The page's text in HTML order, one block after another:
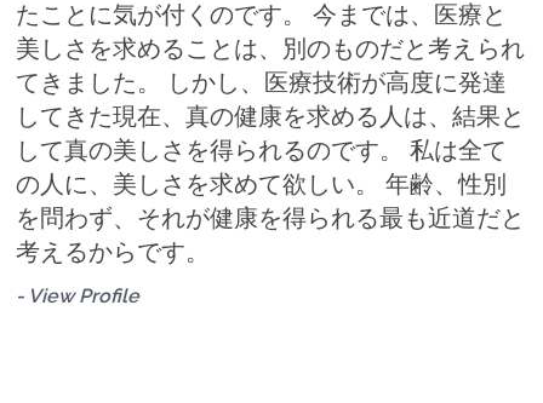
たことに気が付くのです。 今までは、医療と
美しさを求めることは、別のものだと考えられ
てきました。 しかし、医療技術が高度に発達
してきた現在、真の健康を求める人は、結果と
して真の美しさを得られるのです。 私は全て
の人に、美しさを求めて欲しい。 年齢、性別
を問わず、それが健康を得られる最も近道だと
考えるからです。
- View Profile